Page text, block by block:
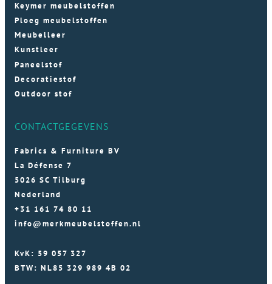
Keymer meubelstoffen
Ploeg meubelstoffen
Meubelleer
Kunstleer
Paneelstof
Decoratiestof
Outdoor stof
CONTACTGEGEVENS
Fabrics & Furniture BV
La Défense 7
5026 SC Tilburg
Nederland
+31 161 74 80 11
info@merkmeubelstoffen.nl
KvK: 59 057 327
BTW: NL85 329 989 4B 02